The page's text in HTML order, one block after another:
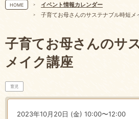
HOME
イベント情報カレンダー
子育てお母さんのサステナブル時短メ
子育てお母さんのサ
メイク講座
育児
2023年10月20日 (金) 10:00〜12:00